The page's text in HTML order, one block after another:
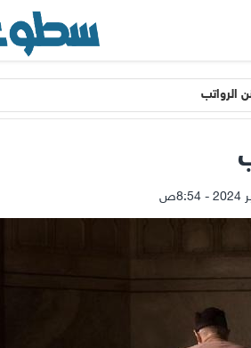
الرواتب